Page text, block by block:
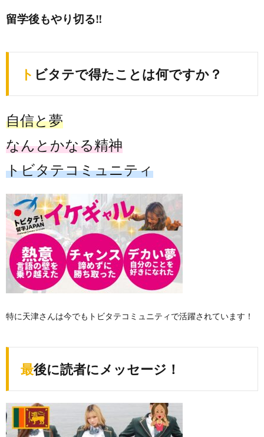
留学後もやり切る‼️
トビタテで得たことは何ですか？
自信と夢
なんとかなる精神
トビタテコミュニティ
特に天津さんは今でもトビタテコミュニティで活躍されています！
最後に読者にメッセージ！